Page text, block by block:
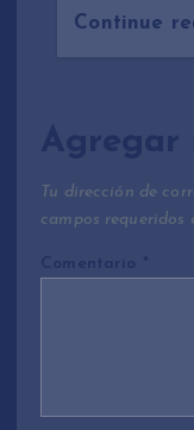
Continue
Agregar
Tu dirección de
campos requeridos
Comentario *